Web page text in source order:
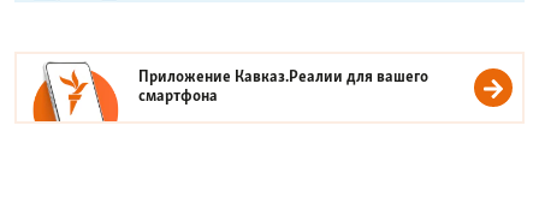
Приложение Кавказ.Реалии для вашего
смартфона